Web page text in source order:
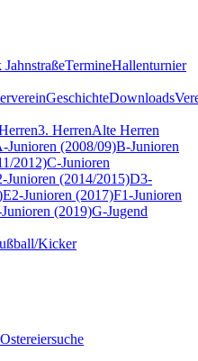
JahnstraßeTermineHallenturnier
GeschichteDownloads
3. HerrenAlte Herren
Junioren (2008/09)B-Junioren
2012)C-Junioren
Junioren (2014/2015)D3-
E2-Junioren (2017)F1-Junioren
(2019)G-Jugend
Kicker